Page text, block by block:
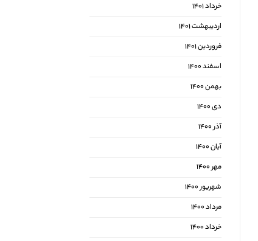
خرداد ۱۴۰۱
اردیبهشت ۱۴۰۱
فروردین ۱۴۰۱
اسفند ۱۴۰۰
بهمن ۱۴۰۰
دی ۱۴۰۰
آذر ۱۴۰۰
آبان ۱۴۰۰
مهر ۱۴۰۰
شهریور ۱۴۰۰
مرداد ۱۴۰۰
خرداد ۱۴۰۰